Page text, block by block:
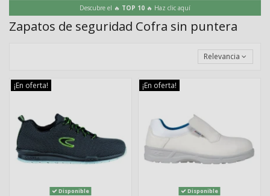
Descubre el 🔥 TOP 10 🔥 Haz clic aquí
Zapatos de seguridad Cofra sin puntera
Relevancia
¡En oferta!
Disponible
¡En oferta!
Disponible